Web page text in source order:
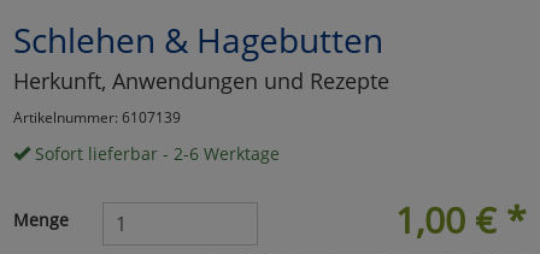
Schlehen & Hagebutten
Herkunft, Anwendungen und Rezepte
Artikelnummer: 6107139
Sofort lieferbar - 2-6 Werktage
1,00 € *
Menge
Marketing
Umfragetools
Cookies
Alle Akzeptieren